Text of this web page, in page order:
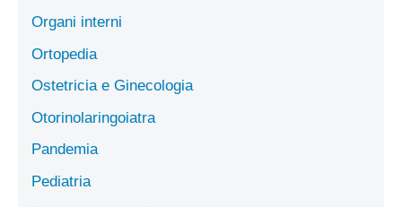
Organi interni
Ortopedia
Ostetricia e Ginecologia
Otorinolaringoiatra
Pandemia
Pediatria